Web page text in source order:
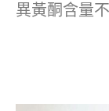
異黃酮含量